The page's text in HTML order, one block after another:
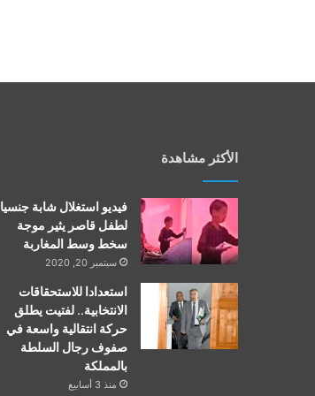
الأكثر مشاهدة
فيديو استغلال شابة جنسيا
لطفل قاصر يثير موجة
سخط وسط المغاربة
سبتمبر 20, 2020
استعدادا للاستحقاقات
الانتخابية.. لفتيت يطلق
حركة انتقالية واسعة في
صفوف رجال السلطة
بالمملكة
منذ 3 أسابيع